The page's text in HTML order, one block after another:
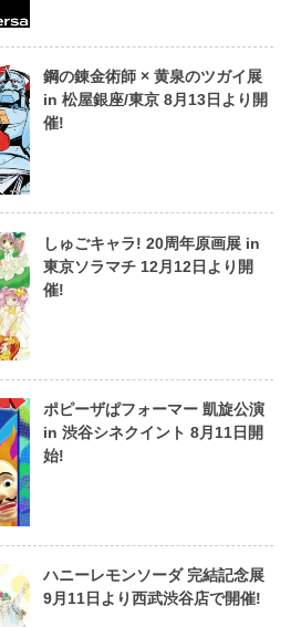
鋼の錬金術師 × 黄泉のツガイ展
in 松屋銀座/東京 8月13日より開
催!
しゅごキャラ! 20周年原画展 in
東京ソラマチ 12月12日より開
催!
ポピーザぱフォーマー 凱旋公演
in 渋谷シネクイント 8月11日開
始!
ハニーレモンソーダ 完結記念展
9月11日より西武渋谷店で開催!